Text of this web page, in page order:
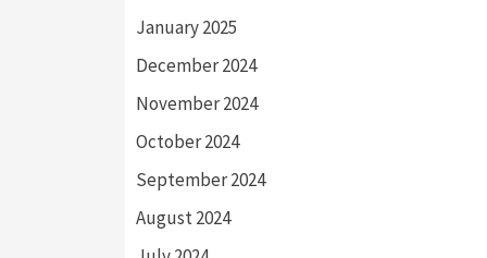
January 2025
December 2024
November 2024
October 2024
September 2024
August 2024